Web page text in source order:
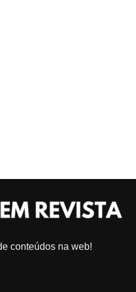
conteúdos na web!